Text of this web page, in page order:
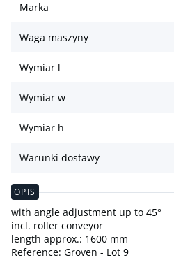
Marka
Waga maszyny
Wymiar l
Wymiar w
Wymiar h
Warunki dostawy
OPIS
with angle adjustment up to 45°
incl. roller conveyor
length approx.: 1600 mm
Reference: Groven - Lot 9